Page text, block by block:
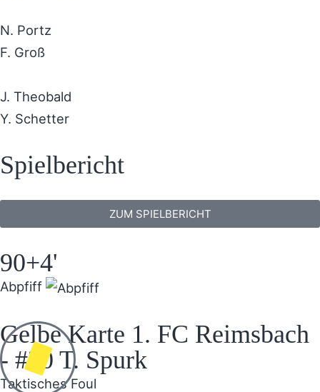
N. Portz
F. Groß
J. Theobald
Y. Schetter
Spielbericht
ZUM SPIELBERICHT
90+4'
Abpfiff
Gelbe Karte 1. FC Reimsbach
- #20 T. Spurk
Taktisches Foul